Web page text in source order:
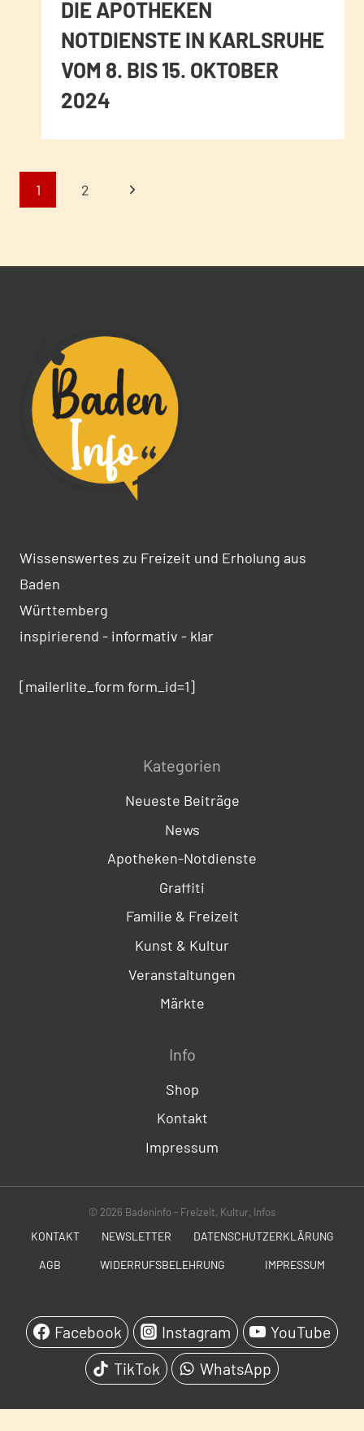
DIE APOTHEKEN
NOTDIENSTE IN KARLSRUHE
VOM 8. BIS 15. OKTOBER
2024
1 2
Nächste
Wissenswertes zu Freizeit und Erholung aus
Baden
Württemberg
inspirierend - informativ - klar
[mailerlite_form form_id=1]
Kategorien
Neueste Beiträge
News
Apotheken-Notdienste
Graffiti
Familie & Freizeit
Kunst & Kultur
Veranstaltungen
Märkte
Info
Shop
Kontakt
Impressum
© 2026 Badeninfo - Freizeit, Kultur, Infos
KONTAKT NEWSLETTER DATENSCHUTZERKLÄRUNG
AGB WIDERRUFSBELEHRUNG IMPRESSUM
Facebook Instagram
YouTube
TikTok
WhatsApp